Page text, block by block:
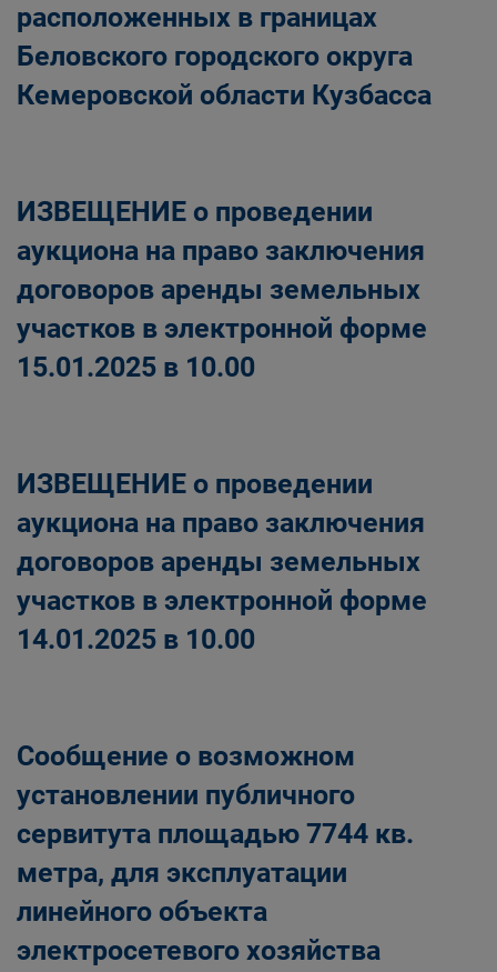
расположенных в границах
Беловского городского округа
Кемеровской области Кузбасса
ИЗВЕЩЕНИЕ о проведении
аукциона на право заключения
договоров аренды земельных
участков в электронной форме
15.01.2025 в 10.00
ИЗВЕЩЕНИЕ о проведении
аукциона на право заключения
договоров аренды земельных
участков в электронной форме
14.01.2025 в 10.00
Сообщение о возможном
установлении публичного
сервитута площадью 7744 кв.
метра, для эксплуатации
линейного объекта
электросетевого хозяйства